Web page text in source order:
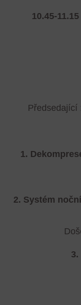
10.45-
Předsedající
1.
2. Systém
3.